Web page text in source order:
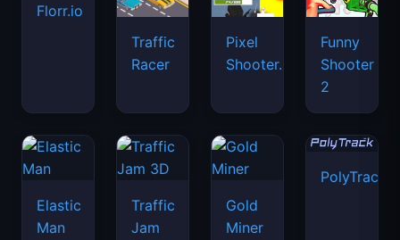
Florr.io
Traffic
Racer
Pixel
Shooter.IO
Funny
Shooter
2
Elastic
Man
Traffic
Jam
Gold
Miner
PolyTrack